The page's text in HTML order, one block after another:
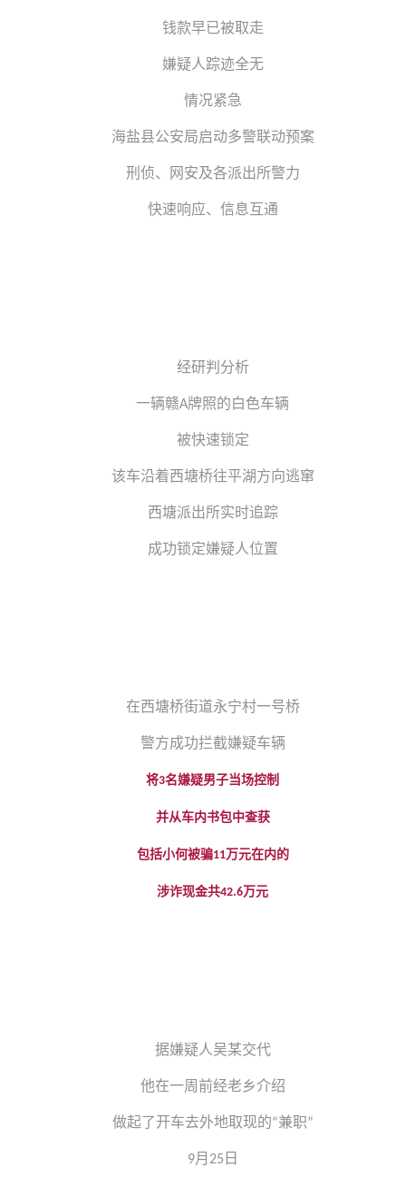
钱款早已被取走
嫌疑人踪迹全无
情况紧急
海盐县公安局启动多警联动预案
刑侦、网安及各派出所警力
快速响应、信息互通
经研判分析
一辆赣A牌照的白色车辆
被快速锁定
该车沿着西塘桥往平湖方向逃窜
西塘派出所实时追踪
成功锁定嫌疑人位置
在西塘桥街道永宁村一号桥
警方成功拦截嫌疑车辆
将3名嫌疑男子当场控制
并从车内书包中查获
包括小何被骗11万元在内的
涉诈现金共42.6万元
据嫌疑人吴某交代
他在一周前经老乡介绍
做起了开车去外地取现的“兼职”
9月 25 日